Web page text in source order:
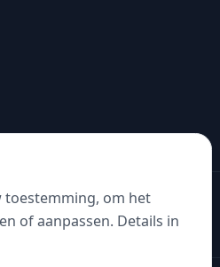
toestemming, om het
of aanpassen. Details in